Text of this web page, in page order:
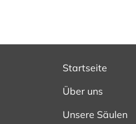
Startseite
Über uns
Unsere Säulen